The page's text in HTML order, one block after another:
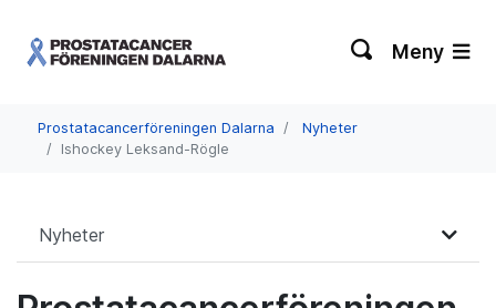
Meny
Prostatacancerföreningen Dalarna
Nyheter
Ishockey Leksand-Rögle
Nyheter